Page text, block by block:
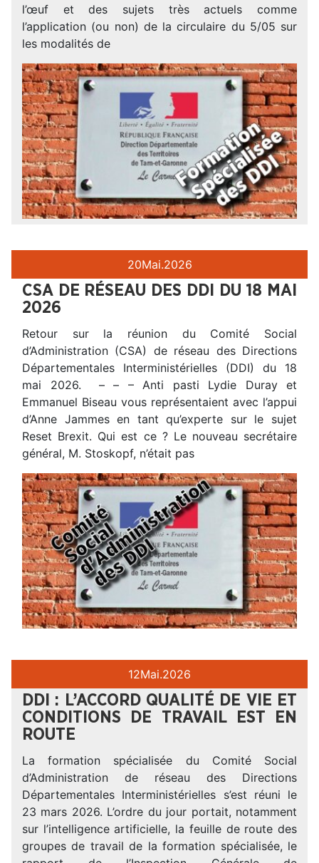
l’œuf et des sujets très actuels comme
l’application (ou non) de la circulaire du 5/05 sur
les modalités de
20Mai.2026
CSA DE RÉSEAU DES DDI DU 18 MAI
2026
Retour sur la réunion du Comité Social
d’Administration (CSA) de réseau des Directions
Départementales Interministérielles (DDI) du 18
mai 2026. – – – Anti pasti Lydie Duray et
Emmanuel Biseau vous représentaient avec l’appui
d’Anne Jammes en tant qu’experte sur le sujet
Reset Brexit. Qui est ce ? Le nouveau secrétaire
général, M. Stoskopf, n’était pas
12Mai.2026
DDI : L’ACCORD QUALITÉ DE VIE ET
CONDITIONS DE TRAVAIL EST EN
ROUTE
La formation spécialisée du Comité Social
d’Administration de réseau des Directions
Départementales Interministérielles s’est réuni le
23 mars 2026. L’ordre du jour portait, notamment
sur l’intelligence artificielle, la feuille de route des
groupes de travail de la formation spécialisée, le